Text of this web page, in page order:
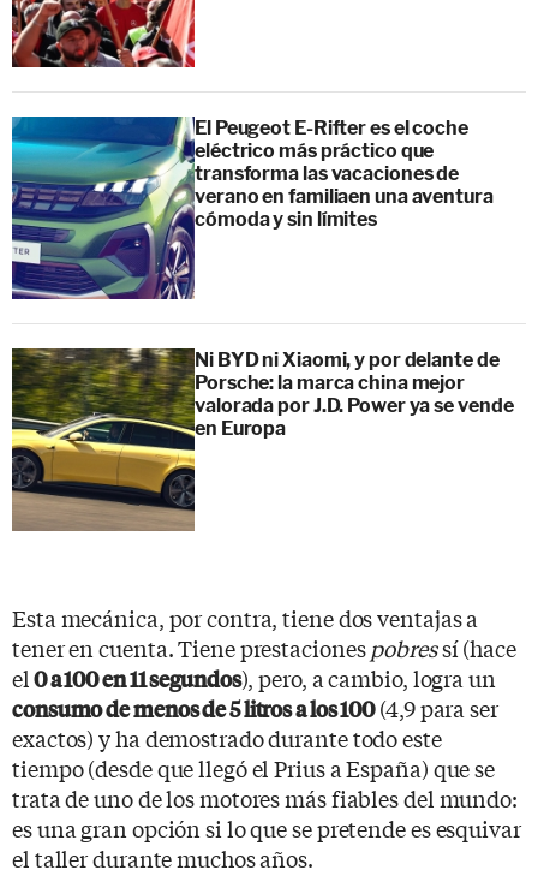
El Peugeot E-Rifter es el coche
eléctrico más práctico que
transforma las vacaciones de
verano en familiaen una aventura
cómoda y sin límites
Ni BYD ni Xiaomi, y por delante de
Porsche: la marca china mejor
valorada por J.D. Power ya se vende
en Europa
Esta mecánica, por contra, tiene dos ventajas a
tener en cuenta. Tiene prestacionespobressí (hace
el0 a 100 en 11 segundos), pero, a cambio, logra un
consumo de menos de 5 litros a los 100(4,9 para ser
exactos) y ha demostrado durante todo este
tiempo (desde que llegó el Prius a España) que se
trata de uno de los motores más fiables del mundo:
es una gran opción si lo que se pretende es esquivar
el taller durante muchos años.